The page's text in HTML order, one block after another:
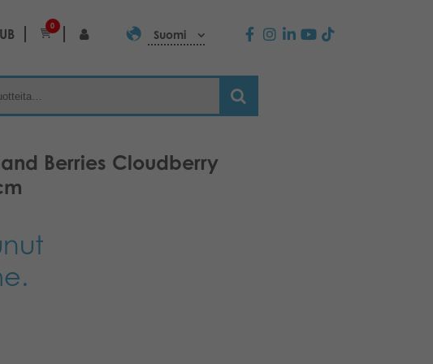
0
Suomi
Berries Cloudberry